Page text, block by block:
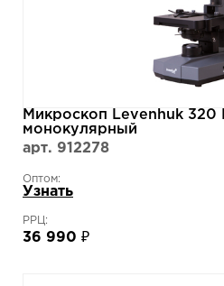
Микроскоп Levenhuk 320
монокулярный
арт. 912278
Оптом:
Узнать
РРЦ:
36 990 ₽